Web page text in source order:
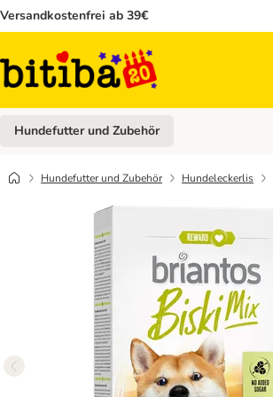
Versandkostenfrei ab 39€
Hundefutter und Zubehör
Hundefutter und Zubehör Hundeleckerlis